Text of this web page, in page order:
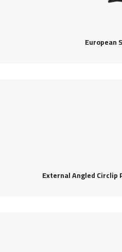
European
External Angled Circlip